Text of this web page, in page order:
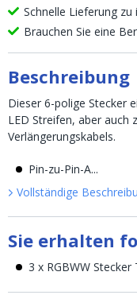
Schnelle Lieferung zu
Brauchen Sie eine
Beschreibung
Dieser 6-polige Stecker
LED Streifen, aber auch
Verlängerungskabels.
Pin-zu-Pin-A...
Vollständige
Sie erhalten
3 x RGBWW Stecker